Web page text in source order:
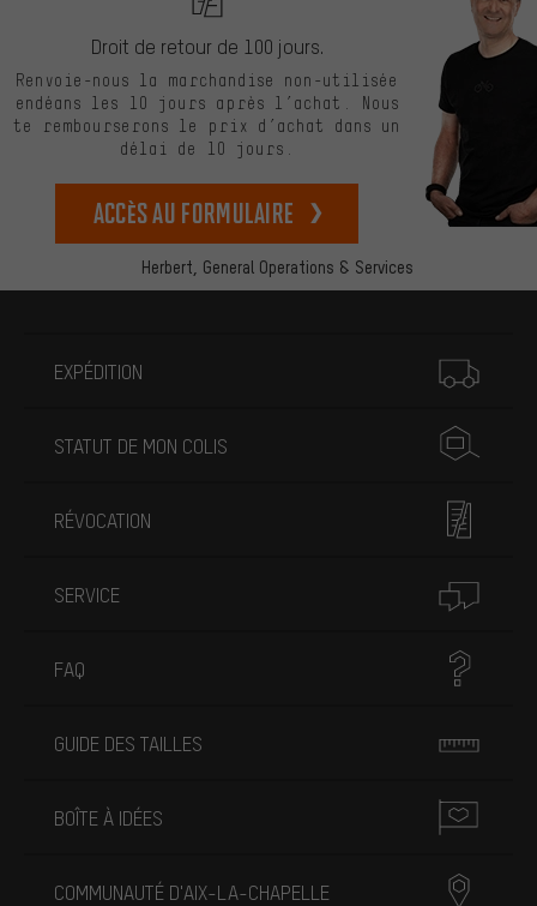
Herbert, General Operations & Services
Droit de retour de 100 jours.
Renvoie-nous la marchandise non-utilisée
endéans les 10 jours après l’achat. Nous
te rembourserons le prix d’achat dans un
délai de 10 jours.
Accès au formulaire
EXPÉDITION
STATUT DE MON COLIS
RÉVOCATION
SERVICE
FAQ
GUIDE DES TAILLES
BOÎTE À IDÉES
COMMUNAUTÉ D'AIX-LA-CHAPELLE